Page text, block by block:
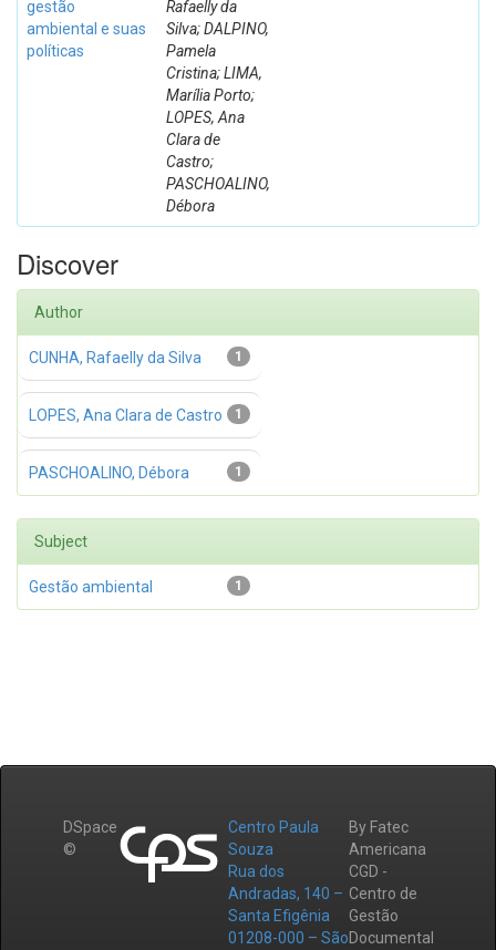
gestão
ambiental e suas
políticas
Rafaelly da
Silva; DALPINO,
Pamela
Cristina; LIMA,
Marília Porto;
LOPES, Ana
Clara de
Castro;
PASCHOALINO,
Débora
Discover
Author
1
CUNHA, Rafaelly da Silva
1
LOPES, Ana Clara de Castro
1
PASCHOALINO, Débora
Subject
1
Gestão ambiental
DSpace
©
Centro Paula
Souza
Rua dos
Andradas, 140 –
Santa Efigênia
01208-000 – São
By Fatec
Americana
CGD -
Centro de
Gestão
Documental